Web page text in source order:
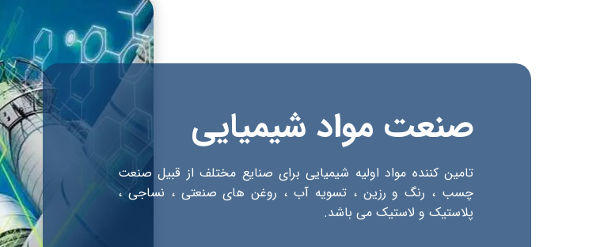
​​تامین کننده مواد اولیه شیمیایی برای صنایع مختلف از قبیل صنعت
چسب ، رنگ و رزین ، تسویه آب ، روغن های صنعتی ، نساجی ،
پلاستیک و لاستیک می باشد.​​​​​​​
صنعت مواد شیمیایی​​​​​​​